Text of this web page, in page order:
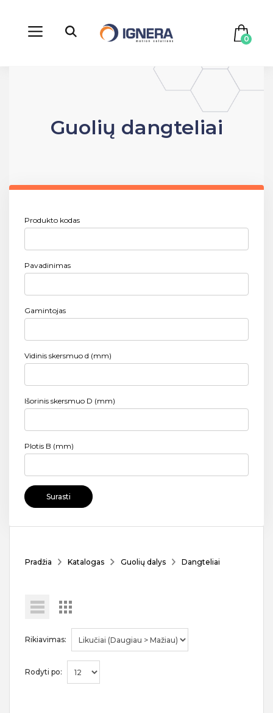
0
Guolių dangteliai
Produkto kodas
Pavadinimas
Gamintojas
Vidinis skersmuo d (mm)
Išorinis skersmuo D (mm)
Plotis B (mm)
Surasti
Pradžia Katalogas Guolių dalys Dangteliai
Rikiavimas:
Rodyti po: